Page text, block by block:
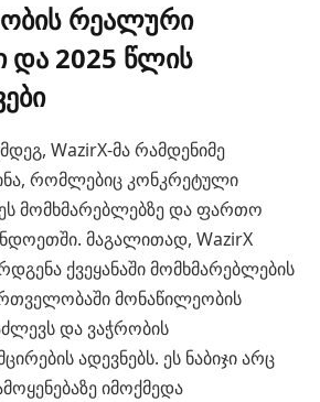
რეალური
და 2025 წლის
WazirX-მა რამდენიმე
რომლებიც კონკრეტული
მომხმარებლებზე და ფართო
მაგალითად, WazirX
ქვეყანაში მომხმარებლების
მონაწილეობის
და ვაჭრობის
ადევნებს. ეს ნაბიჯი არც
იმოქმედა